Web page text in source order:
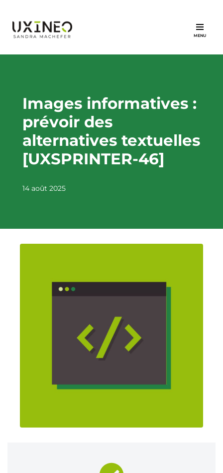
Aller
au
Images informatives :
prévoir des
alternatives textuelles
[UXSPRINTER-46]
14 août 2025